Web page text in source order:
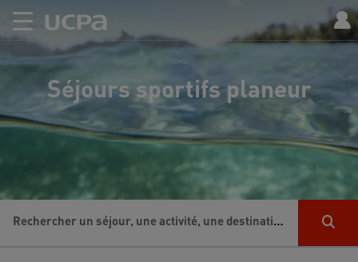
Séjours sportifs planeur
Rechercher un séjour, une activité, une destination...